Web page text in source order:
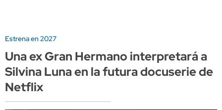
Estrena en 2027
Una ex Gran Hermano interpretará a
Silvina Luna en la futura docuserie de
Netflix